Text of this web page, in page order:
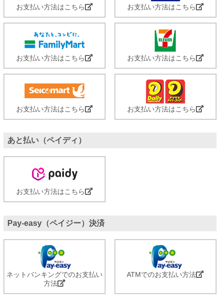
お支払い方法はこちら お支払い方法はこちら
お支払い方法はこちら お支払い方法はこちら
お支払い方法はこちら お支払い方法はこちら
あと払い（ペイディ）
お支払い方法はこちら
Pay-easy（ペイジー）決済
ネットバンキングでのお支払い
方法
ATMでのお支払い方法